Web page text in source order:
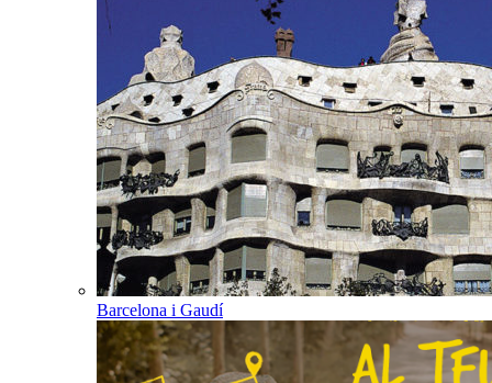
Barcelona i Gaudí